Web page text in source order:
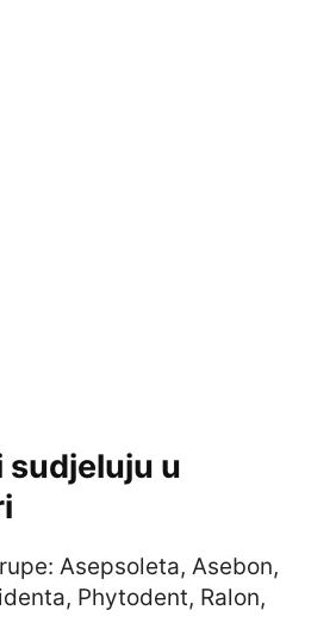
sudjeluju u
Asepsoleta, Asebon,
Phytodent, Ralon,